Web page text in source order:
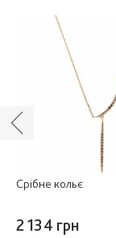
Срібне кольє
2 134 грн